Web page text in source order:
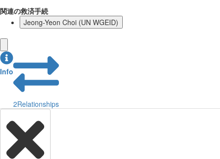
関連の救済手続
Jeong-Yeon Choi (UN WGEID)
Info
2Relationships